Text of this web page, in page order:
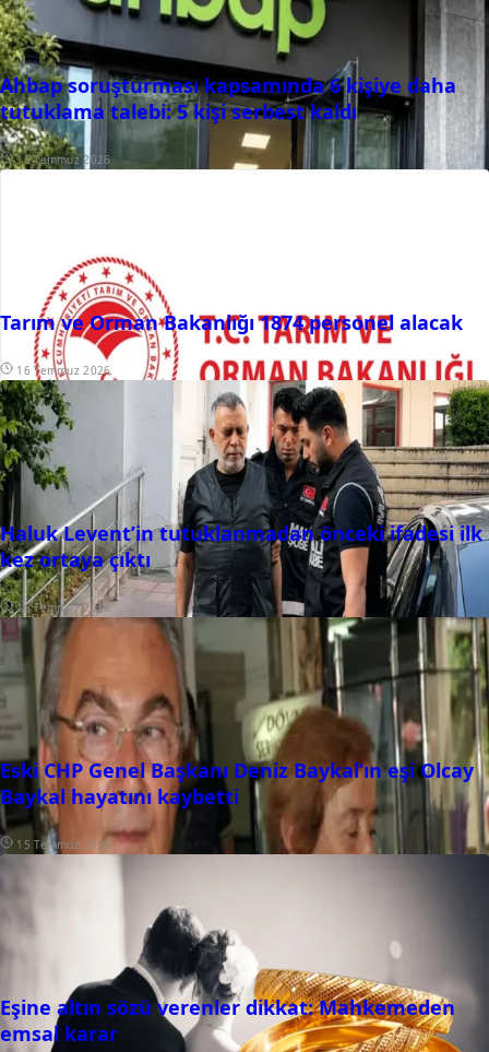
Ahbap soruşturması kapsamında 6 kişiye daha
tutuklama talebi: 5 kişi serbest kaldı
16 Temmuz 2026
Tarım ve Orman Bakanlığı 1874 personel alacak
16 Temmuz 2026
Haluk Levent’in tutuklanmadan önceki ifadesi ilk
kez ortaya çıktı
16 Temmuz 2026
Eski CHP Genel Başkanı Deniz Baykal’ın eşi Olcay
Baykal hayatını kaybetti
15 Temmuz 2026
Eşine altın sözü verenler dikkat: Mahkemeden
emsal karar